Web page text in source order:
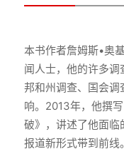
本书作者詹姆斯•奥
闻人士，他的许多
邦和州调查、国会调
响。2013年，他撰
破》，讲述了他面临
报道新形式带到前线。